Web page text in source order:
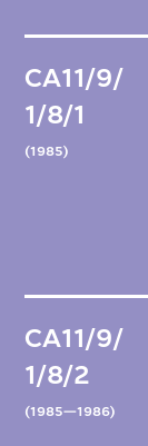
CA11/9/
1/8/1
(1985)
CA11/9/
1/8/2
(1985—1986)